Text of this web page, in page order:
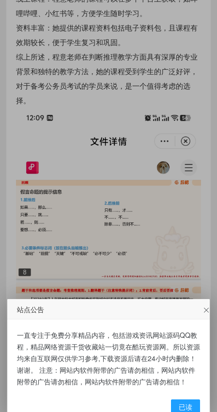
哩哔哩、小红书等，方便学生随时学习。
资料丰富：她提供的课程资料包括电子资料包，且课程有
效期较长，便于学生复习和巩固。
综上所述，程意老师在判断推理教学方面具有深厚的专业
背景和独特的教学方法，她的课程受到学生的广泛好评，
对于备考公务员考试的学员来说，是一个值得考虑的选
择。
站点公告
一直专注于免费分享精品内容，包括游戏资讯网站源码QQ教
程，精品网络资源干货收藏站一切竟在酷玩资源网。所以资源
均来自互联网仅供学习参考,下载资源后请在24小时内删除！
谢谢。 注意：网站内软件附带的广告请勿相信，网站内软件
附带的广告请勿相信，网站内软件附带的广告请勿相信！
已读